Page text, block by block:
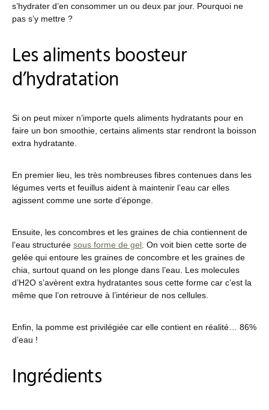
s’hydrater d’en consommer un ou deux par jour. Pourquoi ne
pas s’y mettre ?
Les aliments boosteur
d’hydratation
Si on peut mixer n’importe quels aliments hydratants pour en
faire un bon smoothie, certains aliments star rendront la boisson
extra hydratante.
En premier lieu, les très nombreuses fibres contenues dans les
légumes verts et feuillus aident à maintenir l’eau car elles
agissent comme une sorte d’éponge.
Ensuite, les concombres et les graines de chia contiennent de
l’eau structurée sous forme de gel . On voit bien cette sorte de
gelée qui entoure les graines de concombre et les graines de
chia, surtout quand on les plonge dans l’eau. Les molecules
d’H2O s’avèrent extra hydratantes sous cette forme car c’est la
même que l’on retrouve à l’intérieur de nos cellules.
Enfin, la pomme est privilégiée car elle contient en réalité… 86%
d’eau !
Ingrédients